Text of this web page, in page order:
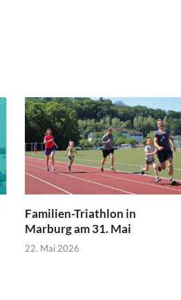
Familien-Triathlon in
Marburg am 31. Mai
22. Mai 2026